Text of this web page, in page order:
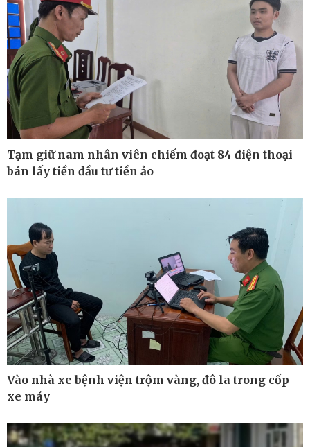
Pháp luật
Vụ án
Tin nóng
Tư vấn luật
Pickleball
Bóng đá quốc tế
Bóng đá Việt Nam
Thế giới thể thao
Lịch thi đấu bóng đá
eSports
Hậu trường
Tạm giữ nam nhân viên chiếm đoạt 84 điện thoại
bán lấy tiền đầu tư tiền ảo
Vào nhà xe bệnh viện trộm vàng, đô la trong cốp
xe máy